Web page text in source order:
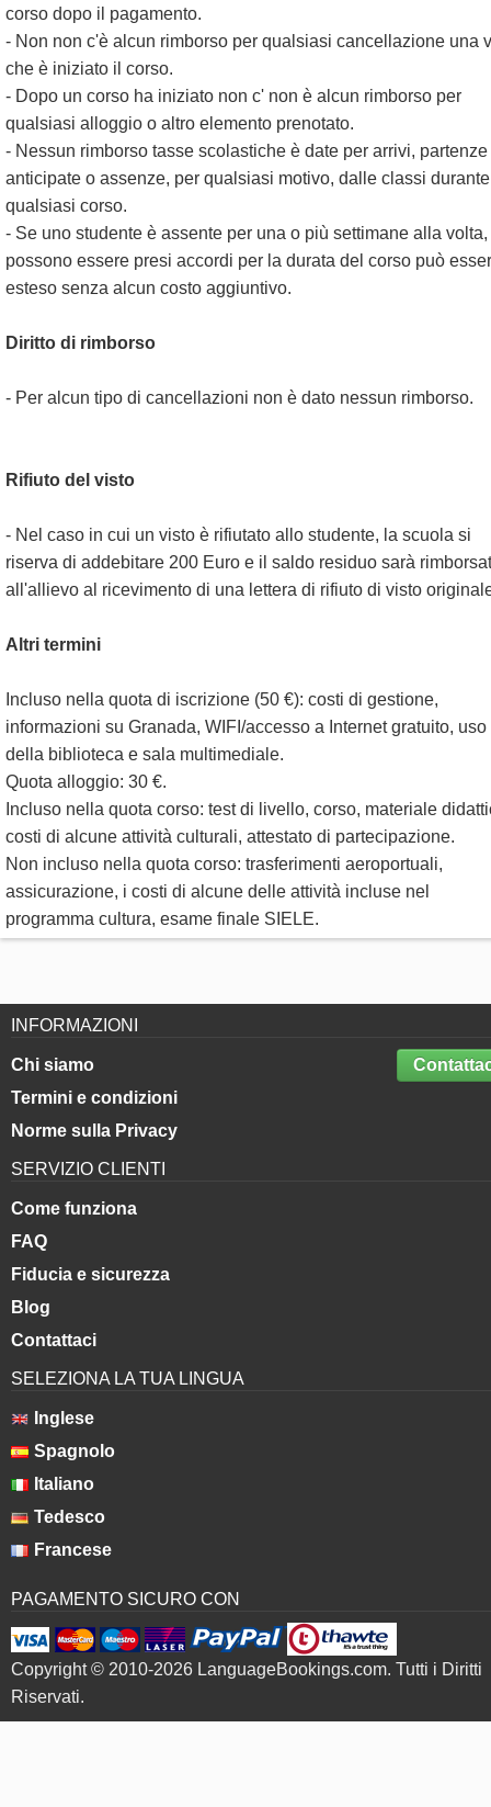
corso dopo il pagamento.
- Non non c'è alcun rimborso per qualsiasi cancellazione una
che è iniziato il corso.
- Dopo un corso ha iniziato non c' non è alcun rimborso per
qualsiasi alloggio o altro elemento prenotato.
- Nessun rimborso tasse scolastiche è date per arrivi, partenze
anticipate o assenze, per qualsiasi motivo, dalle classi durante
qualsiasi corso.
- Se uno studente è assente per una o più settimane alla volta,
possono essere presi accordi per la durata del corso può
esteso senza alcun costo aggiuntivo.
Diritto di rimborso
- Per alcun tipo di cancellazioni non è dato nessun rimborso.
Rifiuto del visto
- Nel caso in cui un visto è rifiutato allo studente, la scuola si
riserva di addebitare 200 Euro e il saldo residuo sarà
all'allievo al ricevimento di una lettera di rifiuto di visto
Altri termini
Incluso nella quota di iscrizione (50 €): costi di gestione,
informazioni su Granada, WIFI/accesso a Internet gratuito, uso
della biblioteca e sala multimediale.
Quota alloggio: 30 €.
Incluso nella quota corso: test di livello, corso, materiale
costi di alcune attività culturali, attestato di partecipazione.
Non incluso nella quota corso: trasferimenti aeroportuali,
assicurazione, i costi di alcune delle attività incluse nel
programma cultura, esame finale SIELE.
INFORMAZIONI
Chi siamo
Termini e condizioni
Norme sulla Privacy
SERVIZIO CLIENTI
Come funziona
FAQ
Fiducia e sicurezza
Blog
Contattaci
SELEZIONA LA TUA LINGUA
Inglese
Spagnolo
Italiano
Tedesco
Francese
PAGAMENTO SICURO CON
Copyright © 2010-2026 LanguageBookings.com. Tutti i Diritti
Riservati.